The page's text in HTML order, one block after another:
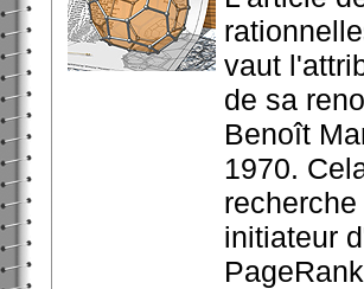
vaut
de sa
Benoît
1970.
initiateur